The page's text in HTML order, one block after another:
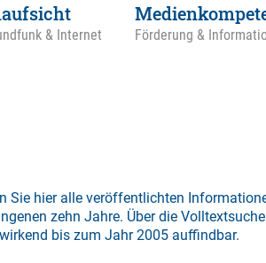
& Internet Förderung &
Sie hier alle veröffentlichten
zehn Jahre. Über die Volltextsuche
bis zum Jahr 2005 auffindbar.